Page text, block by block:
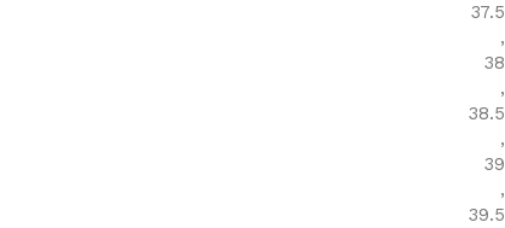
37.5
,
38
,
38.5
,
39
,
39.5